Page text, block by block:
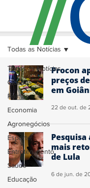
Todas as Notícias
Cidades
Política
Economia
Agronegócios
Esporte
Entretenimento
Saúde
Educação
Todas as Notícias
Procon
preços
em
22 de out. de
mais
de Lula
6 de jun. de